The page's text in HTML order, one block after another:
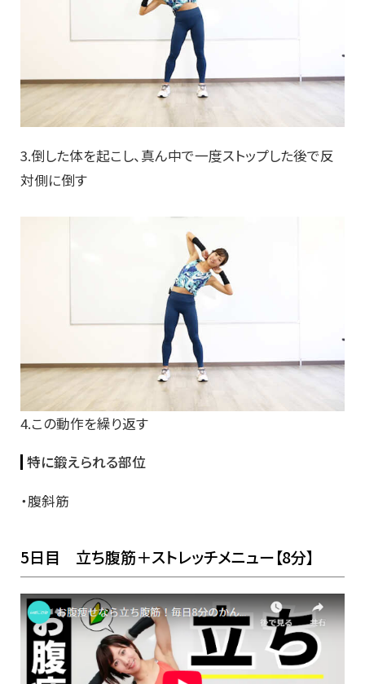
3.倒した体を起こし、真ん中で一度ストップした後で反
対側に倒す
4.この動作を繰り返す
特に鍛えられる部位
・腹斜筋
5日目 立ち腹筋＋ストレッチメニュー【8分】